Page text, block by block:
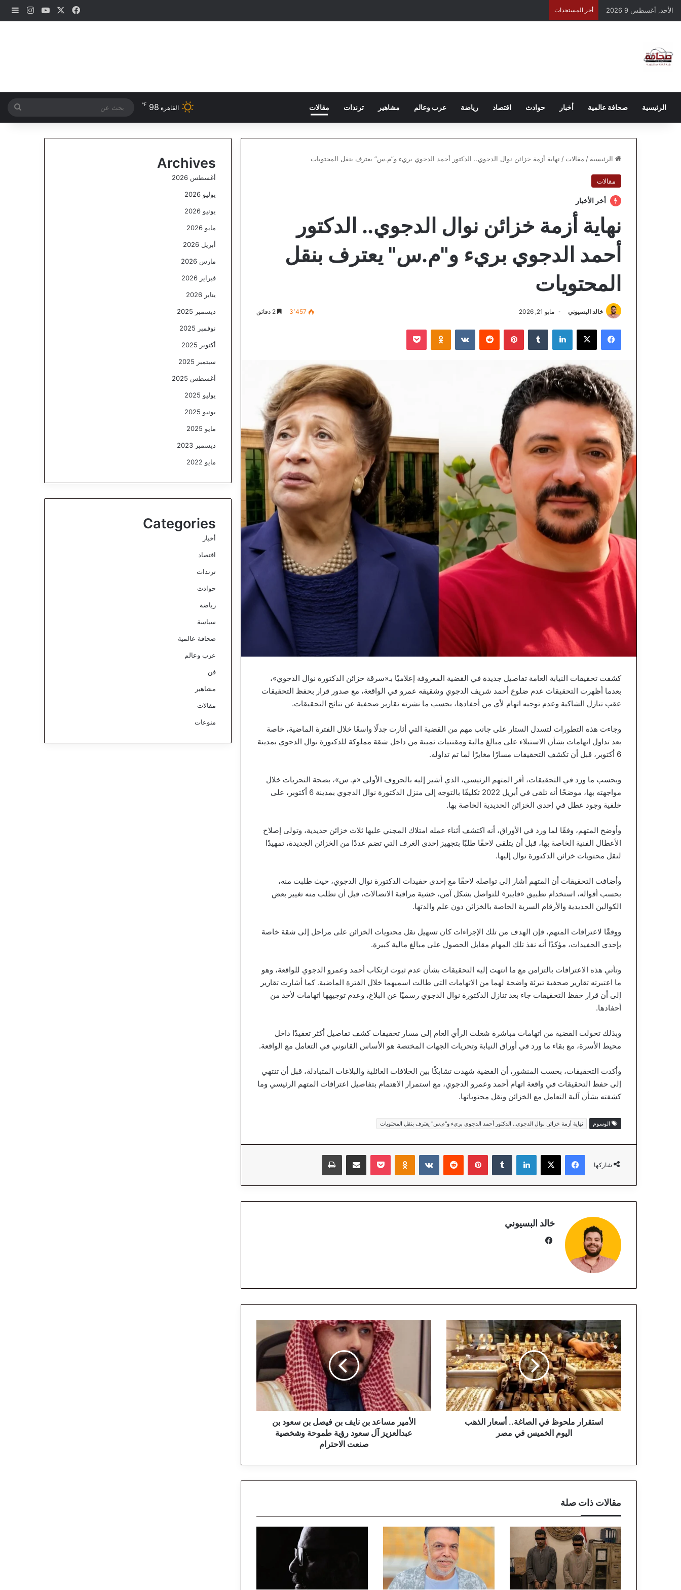
الأحد, أغسطس 9 2026 أخر المستجدات فيسبوك ‫YouTube
الرئيسية صحافة عالمية أخبار حوادث اقتصاد رياضة عرب وعالم مشاهير ترندات مقالات القاهرة 98
℉
عن
الرئيسية / مقالات / نهاية أزمة خزائن نوال الدجوي.. الدكتور أحمد الدجوي بريء و”م.س” يعترف بنقل المحتويات
مقالات
أخر الأخبار
نهاية أزمة خزائن نوال الدجوي.. الدكتور
أحمد الدجوي بريء و"م.س" يعترف بنقل
المحتويات
خالد البسيوني مايو 21, 2026 3٬457
فيسبوك لينكدإن بينتيريست
كشفت تحقيقات النيابة العامة تفاصيل جديدة في القضية المعروفة إعلاميًا بـ«سرقة خزائن الدكتورة نوال الدجوي»،
بعدما أظهرت التحقيقات عدم ضلوع أحمد شريف الدجوي وشقيقه عمرو في الواقعة، مع صدور قرار بحفظ التحقيقات
عقب تنازل الشاكية وعدم توجيه اتهام لأي من أحفادها، بحسب ما نشرته تقارير صحفية عن نتائج التحقيقات.
وجاءت هذه التطورات لتسدل الستار على جانب مهم من القضية التي أثارت جدلًا واسعًا خلال الفترة الماضية، خاصة
بعد تداول اتهامات بشأن الاستيلاء على مبالغ مالية ومقتنيات ثمينة من داخل شقة مملوكة للدكتورة نوال الدجوي بمدينة
6 أكتوبر، قبل أن تكشف التحقيقات مسارًا مغايرًا لما تم تداوله.
وبحسب ما ورد في التحقيقات، أقر المتهم الرئيسي، الذي أشير إليه بالحروف الأولى «م. س»، بصحة التحريات خلال
مواجهته بها، موضحًا أنه تلقى في أبريل 2022 تكليفًا بالتوجه إلى منزل الدكتورة نوال الدجوي بمدينة 6 أكتوبر، على
خلفية وجود عطل في إحدى الخزائن الحديدية الخاصة بها.
وأوضح المتهم، وفقًا لما ورد في الأوراق، أنه اكتشف أثناء عمله امتلاك المجني عليها ثلاث خزائن حديدية، وتولى إصلاح
الأعطال الفنية الخاصة بها، قبل أن يتلقى لاحقًا طلبًا بتجهيز إحدى الغرف التي تضم عددًا من الخزائن الجديدة، تمهيدًا
لنقل محتويات خزائن الدكتورة نوال إليها.
وأضافت التحقيقات أن المتهم أشار إلى تواصله لاحقًا مع إحدى حفيدات الدكتورة نوال الدجوي، حيث طلبت منه،
بحسب أقواله، استخدام تطبيق «فايبر» للتواصل بشكل آمن، خشية مراقبة الاتصالات، قبل أن تطلب منه تغيير بعض
الكوالين الحديدية والأرقام السرية الخاصة بالخزائن دون علم والدتها.
ووفقًا لاعترافات المتهم، فإن الهدف من تلك الإجراءات كان تسهيل نقل محتويات الخزائن على مراحل إلى شقة خاصة
بإحدى الحفيدات، مؤكدًا أنه نفذ تلك المهام مقابل الحصول على مبالغ مالية كبيرة.
وتأتي هذه الاعترافات بالتزامن مع ما انتهت إليه التحقيقات بشأن عدم ثبوت ارتكاب أحمد وعمرو الدجوي للواقعة، وهو
ما اعتبرته تقارير صحفية تبرئة واضحة لهما من الاتهامات التي طالت اسميهما خلال الفترة الماضية. كما أشارت تقارير
إلى أن قرار حفظ التحقيقات جاء بعد تنازل الدكتورة نوال الدجوي رسميًا عن البلاغ، وعدم توجيهها اتهامات لأحد من
أحفادها.
وبذلك تحولت القضية من اتهامات مباشرة شغلت الرأي العام إلى مسار تحقيقات كشف تفاصيل أكثر تعقيدًا داخل
محيط الأسرة، مع بقاء ما ورد في أوراق النيابة وتحريات الجهات المختصة هو الأساس القانوني في التعامل مع الواقعة.
وأكدت التحقيقات، بحسب المنشور، أن القضية شهدت تشابكًا بين الخلافات العائلية والبلاغات المتبادلة، قبل أن تنتهي
إلى حفظ التحقيقات في واقعة اتهام أحمد وعمرو الدجوي، مع استمرار الاهتمام بتفاصيل اعترافات المتهم الرئيسي وما
كشفته بشأن آلية التعامل مع الخزائن ونقل محتوياتها.
الوسوم نهاية أزمة خزائن نوال الدجوي.. الدكتور أحمد الدجوي بريء و"م.س" يعترف بنقل المحتويات
شاركها
فيسبوك لينكدإن بينتيريست
خالد البسيوني
ا
س
ق
ر
ا
ر
م
ل
ي
ا
غ
ة
.
.
أ
س
ع
استقرار ملحوظ في الصاغة.. أسعار الذهب
اليوم الخميس في مصر
ا
ن
ن
ف
ص
ل
ب
ن
الأمير مساعد بن نايف بن فيصل بن سعود بن
عبدالعزيز آل سعود رؤية طموحة وشخصية
صنعت الاحترام
مقالات ذات صلة
Archives
أغسطس 2026
يوليو 2026
يونيو 2026
مايو 2026
أبريل 2026
مارس 2026
فبراير 2026
يناير 2026
ديسمبر 2025
نوفمبر 2025
أكتوبر 2025
سبتمبر 2025
أغسطس 2025
يوليو 2025
يونيو 2025
مايو 2025
ديسمبر 2023
مايو 2022
Categories
أخبار
اقتصاد
ترندات
حوادث
رياضة
سياسة
صحافة عالمية
عرب وعالم
فن
مشاهير
مقالات
منوعات